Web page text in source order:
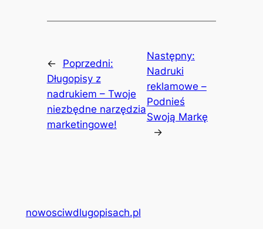
←
Poprzedni:
Długopisy z
nadrukiem – Twoje
niezbędne narzędzia
marketingowe!
Następny:
Nadruki
reklamowe –
Podnieś
Swoją Markę
→
nowosciwdlugopisach.pl